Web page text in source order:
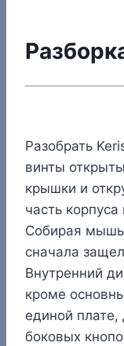
Разобрать
винты
крышки и
часть
Собирая мышь
сначала
Внутренний
кроме
единой
боковых